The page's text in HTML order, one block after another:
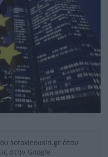
sofokleousin.gr όταν
στην Google